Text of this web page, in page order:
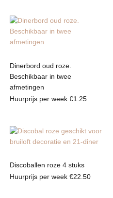
Dinerbord oud roze.
Beschikbaar in twee
afmetingen
Huurprijs per week €1.25
Discoballen roze 4 stuks
Huurprijs per week €22.50